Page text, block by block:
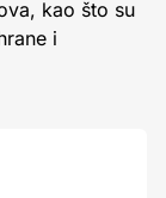
kao što su
i